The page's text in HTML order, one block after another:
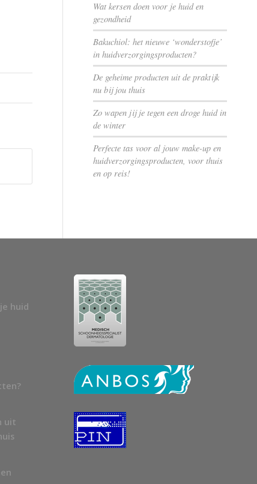
Wat kersen doen voor je huid en
gezondheid
Bakuchiol: het nieuwe ‘wonderstofje’
in huidverzorgingsproducten?
De geheime producten uit de praktijk
nu bij jou thuis
Zo wapen jij je tegen een droge huid in
de winter
Perfecte tas voor al jouw make-up en
huidverzorgingsproducten, voor thuis
en op reis!
huid
uit